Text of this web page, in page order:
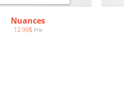
Nuances
12.99$ Prix